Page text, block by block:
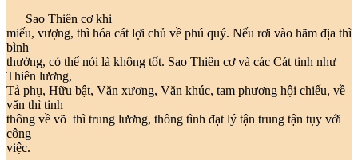
Sao Thiên cơ khi
miếu, vượng, thì hóa cát lợi chủ về phú quý. Nếu rơi vào hãm địa thì
bình
thường, có thể nói là không tốt. Sao Thiên cơ và các Cát tinh như
Thiên lương,
Tả phụ, Hữu bật, Văn xương, Văn khúc, tam phương hội chiếu, về
văn thì tinh
thông về võ thì trung lương, thông tình đạt lý tận trung tận tụy với
công
việc.